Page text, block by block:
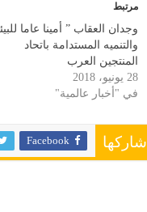
مرتبط
وجدان العقاب ” أمينا عاما
والتنميه المستدامة باتحاد
المنتجين العرب
28 يونيو، 2018
في "أخبار عالمية"
شاركها Facebook